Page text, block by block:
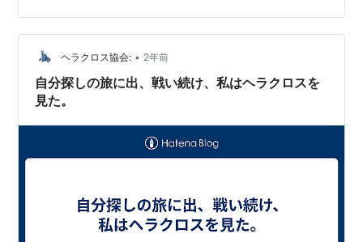
とうタイプのポケモンがレイドでピックアップされてい
るようです。みんポケさんのサイトを見てみます(`･ω･
´)b メガヘラクロスがレイドでピックアップされるようで
す！今回のレイドデイ…
ヘラクロス協会: • 2年前
自分探しの旅に出、戦い続け、私はヘラクロスを
見た。